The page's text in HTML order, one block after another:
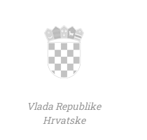
Vlada Republike
Hrvatske